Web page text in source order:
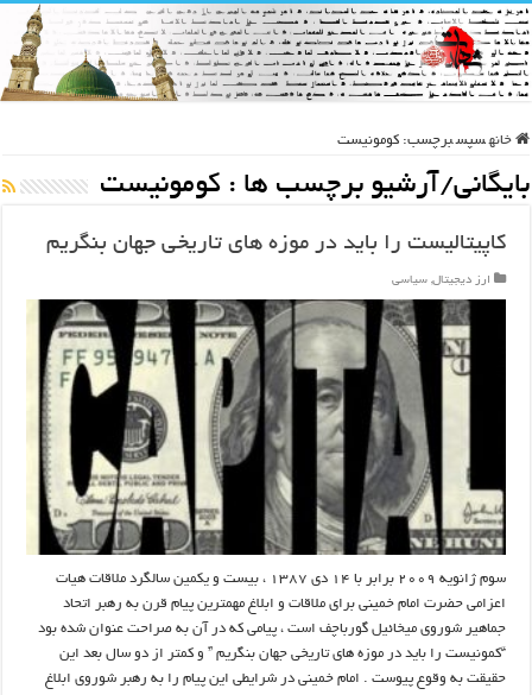
خانه سپس برچسب: کومونیست
بایگانی/آرشیو برچسب ها : کومونیست
کاپیتالیست را باید در موزه های تاریخی جهان بنگریم
ارز دیجیتال, سیاسی
سوم ژانویه ۲۰۰۹ برابر با ۱۴ دی ۱۳۸۷ ، بیست و یکمین سالگرد ملاقات هیات
اعزامی حضرت امام خمینی برای ملاقات و ابلاغ مهمترین پیام قرن به رهبر اتحاد
جماهیر شوروی میخائیل گورباچف است ، پیامی که در آن به صراحت عنوان شده بود
“کمونیست را باید در موزه های تاریخی جهان بنگریم ” و کمتر از دو سال بعد این
حقیقت به وقوع پیوست . امام خمینی در شرایطی این پیام را به رهبر شوروی ابلاغ